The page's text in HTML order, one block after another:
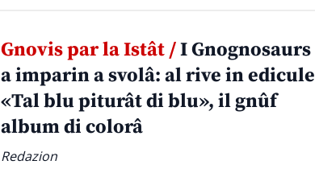
Gnovis par la Istât /I Gnognosaurs
a imparin a svolâ: al rive in edicule
«Tal blu piturât di blu», il gnûf
album di colorâ
Redazion